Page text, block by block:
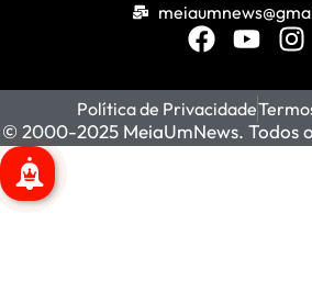
Política de Privacidade
© 2000-2025 MeiaUmNews. Todos